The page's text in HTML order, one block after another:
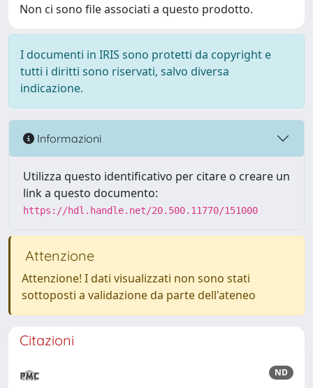
Non ci sono file associati a questo prodotto.
I documenti in IRIS sono protetti da copyright e
tutti i diritti sono riservati, salvo diversa
indicazione.
Informazioni
Utilizza questo identificativo per citare o creare un
link a questo documento:
https://hdl.handle.net/20.500.11770/151000
Attenzione
Attenzione! I dati visualizzati non sono stati
sottoposti a validazione da parte dell'ateneo
Citazioni
ND